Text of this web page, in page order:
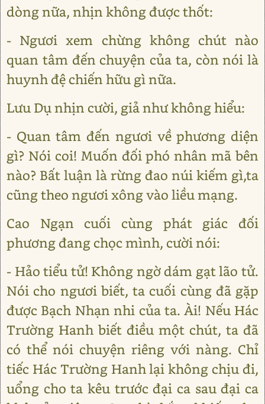
dòng nữa, nhịn không được thốt:
- Ngươi xem chừng không chút nào
quan tâm đến chuyện của ta, còn nói là
huynh đệ chiến hữu gì nữa.
Lưu Dụ nhịn cười, giả như không hiểu:
- Quan tâm đến ngươi về phương diện
gì? Nói coi! Muốn đối phó nhân mã bên
nào? Bất luận là rừng đao núi kiếm gì,ta
cũng theo ngươi xông vào liều mạng.
Cao Ngạn cuối cùng phát giác đối
phương đang chọc mình, cười nói:
- Hảo tiểu tử! Không ngờ dám gạt lão tử.
Nói cho ngươi biết, ta cuối cùng đã gặp
được Bạch Nhạn nhi của ta. Ài! Nếu Hác
Trường Hanh biết điều một chút, ta đã
có thể nói chuyện riêng với nàng. Chỉ
tiếc Hác Trường Hanh lại không chịu đi,
uổng cho ta kêu trước đại ca sau đại ca